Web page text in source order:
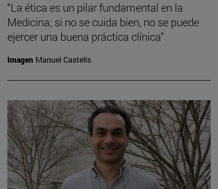
“La ética es un pilar fundamental en la
Medicina; si no se cuida bien, no se puede
ejercer una buena práctica clínica”
Imagen Manuel Castells